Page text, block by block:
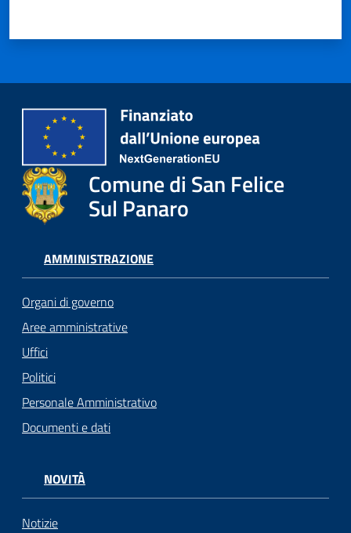
Comune di San Felice
Sul Panaro
AMMINISTRAZIONE
Organi di governo
Aree amministrative
Uffici
Politici
Personale Amministrativo
Documenti e dati
NOVITÀ
Notizie